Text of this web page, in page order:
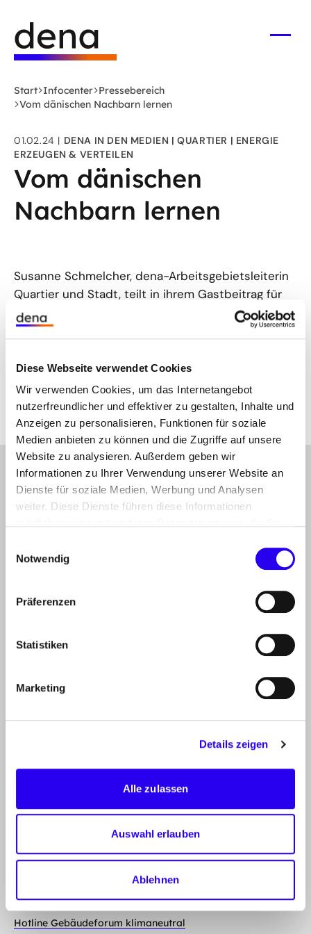
Diese Webseite verwendet Cookies
Wir verwenden Cookies, um das Internetangebot
nutzerfreundlicher und effektiver zu gestalten, Inhalte und
Anzeigen zu personalisieren, Funktionen für soziale
Medien anbieten zu können und die Zugriffe auf unsere
Website zu analysieren. Außerdem geben wir
Informationen zu Ihrer Verwendung unserer Website an
Dienste für soziale Medien, Werbung und Analysen
weiter. Diese Dienste führen diese Informationen
Nutzung der Dienste gesammelt haben.
Notwendig
Präferenzen
Statistiken
Marketing
Details zeigen
Alle zulassen
Auswahl erlauben
Ablehnen
Hauptinhalt
springen
Deutsche
Energie-
Agentur
-
Startseite
Start Infocenter Pressebereich
Vom dänischen Nachbarn lernen
01.02.24 DENA IN DEN MEDIEN QUARTIER
ENERGIE
ERZEUGEN & VERTEILEN
Vom dänischen
Nachbarn lernen
Susanne Schmelcher, dena-Arbeitsgebietsleiterin
Quartier und Stadt, teilt in ihrem Gastbeitrag für
die Stiftung Energie & Klimaschutz inspirierende
Einblicke aus Dänemark für Deutschlands
gehe
nach
oben
Abonnieren Sie unseren NewsletterAnmelden
Folgen Sie uns aufLinkedin
Mastodon
Youtube
THEMEN
PROJEKTE
INFOCENTER
ÜBER DIE DENA
Mission, Organisation, Jobs
Zum Kontaktformular
Hotline Energie-Effizienz-Experten
Hotline Gebäudeforum klimaneutral